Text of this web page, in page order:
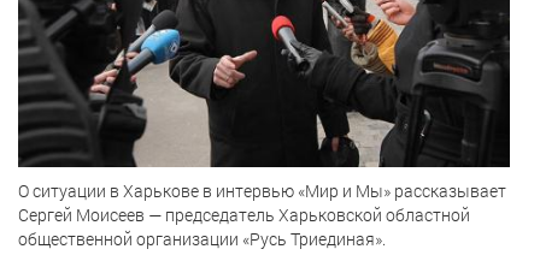
О ситуации в Харькове в интервью «Мир и Мы» рассказывает
Сергей Моисеев — председатель Харьковской областной
общественной организации «Русь Триединая».